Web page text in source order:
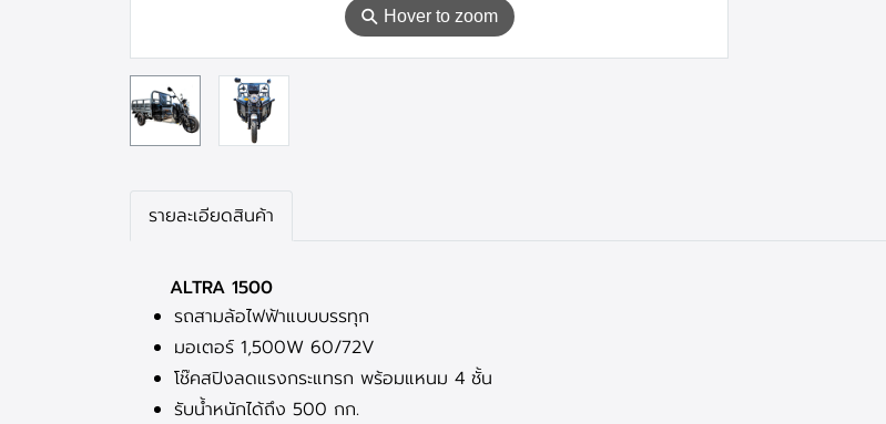
⚲ Hover to zoom
รายละเอียดสินค้า
ALTRA 1500
รถสามล้อไฟฟ้าแบบบรรทุก
มอเตอร์ 1,500W 60/72V
โช๊คสปิงลดแรงกระแทรก พร้อมแหนม 4 ชั้น
รับน้ำหนักได้ถึง 500 กก.